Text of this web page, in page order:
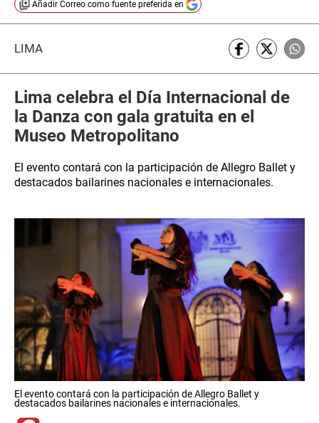
Añadir Correo como fuente preferida en
LIMA
Lima celebra el Día Internacional de
la Danza con gala gratuita en el
Museo Metropolitano
El evento contará con la participación de Allegro Ballet y
destacados bailarines nacionales e internacionales.
El evento contará con la participación de Allegro Ballet y
destacados bailarines nacionales e internacionales.